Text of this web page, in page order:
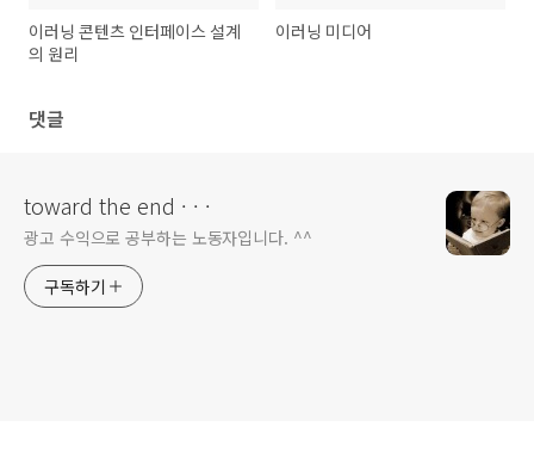
이러닝 콘텐츠 인터페이스 설계
의 원리
이러닝 미디어
댓글
toward the end · · ·
광고 수익으로 공부하는 노동자입니다. ^^
구독하기